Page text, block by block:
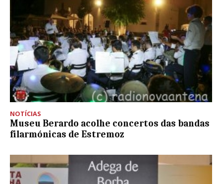
NOTÍCIAS
Museu Berardo acolhe concertos das bandas
filarmónicas de Estremoz